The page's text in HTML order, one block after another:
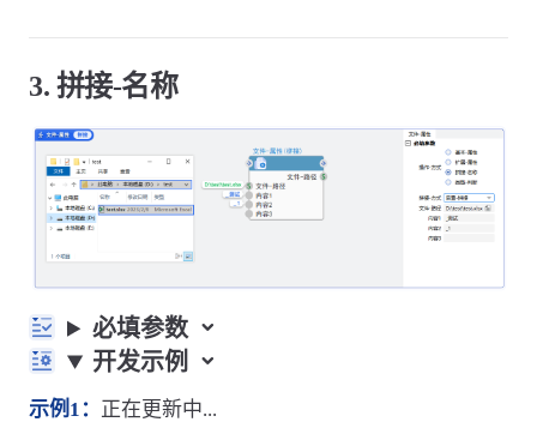
3. 拼接-名称
必填参数
开发示例
示例1： 正在更新中...